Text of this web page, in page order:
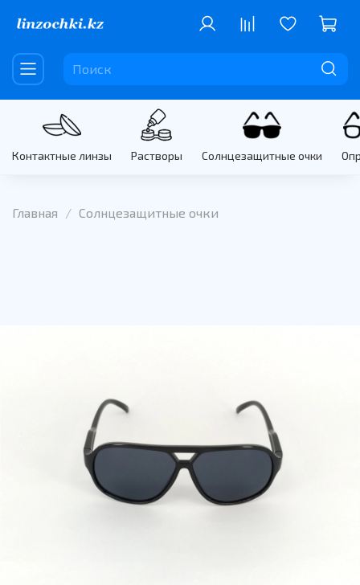
Контактные линзы Растворы Солнцезащитные очки
Главная Солнцезащитные очки